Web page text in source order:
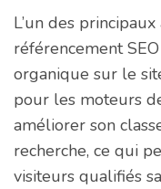
L’un des
référencement
organique sur le
pour les moteurs
améliorer son
recherche, ce qui
visiteurs qualifiés